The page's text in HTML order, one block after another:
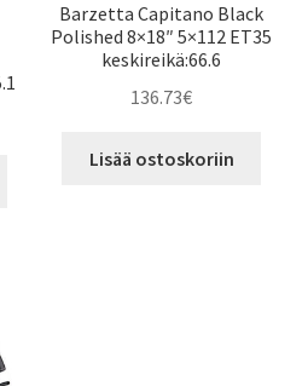
Barzetta Capitano Black
Polished 8×18″ 5×112 ET35
keskireikä:66.6
136.73€
Lisää ostoskoriin